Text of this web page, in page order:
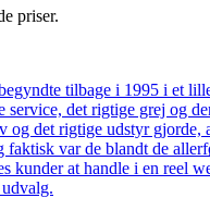
priser.
tilbage i 1995 i et
service, det rigtige grej og
og det rigtige udstyr gjorde,
faktisk var de blandt de
kunder at handle i en reel